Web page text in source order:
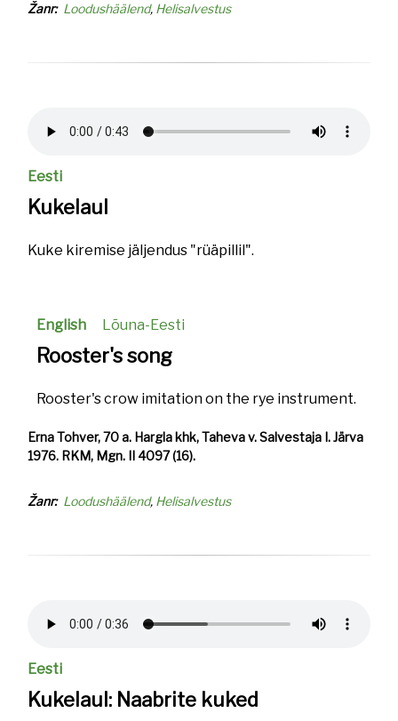
Žanr Loodushäälend Helisalvestus
Eesti
Kukelaul
Kuke kiremise jäljendus "rüäpillil".
English Lõuna-Eesti
Rooster's song
Rooster's crow imitation on the rye instrument.
Erna Tohver, 70 a. Hargla khk, Taheva v. Salvestaja I. Järva
1976. RKM, Mgn. II 4097 (16).
Žanr Loodushäälend Helisalvestus
Eesti
Kukelaul: Naabrite kuked